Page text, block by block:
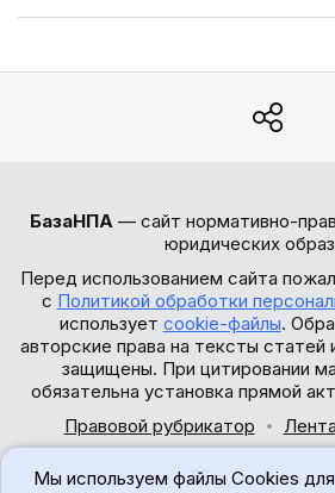
БазаНПА — сайт нормативно-
юридических
Перед использованием сайта
с Политикой обработки
использует cookie-файлы.
авторские права на тексты
защищены. При цитировании
обязательна установка прямой
Правовой рубрикатор
Мы используем файлы Cookies для